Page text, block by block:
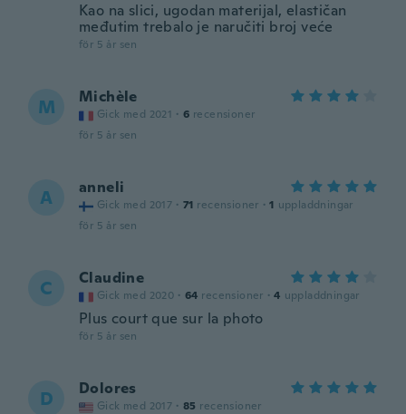
Kao na slici, ugodan materijal, elastičan
međutim trebalo je naručiti broj veće
för 5 år sen
M Michèle
Gick med 2021 · 6 recensioner
för 5 år sen
A anneli
Gick med 2017 · 71 recensioner · 1 uppladdningar
för 5 år sen
C Claudine
Gick med 2020 · 64 recensioner · 4 uppladdningar
Plus court que sur la photo
för 5 år sen
D Dolores
Gick med 2017 · 85 recensioner